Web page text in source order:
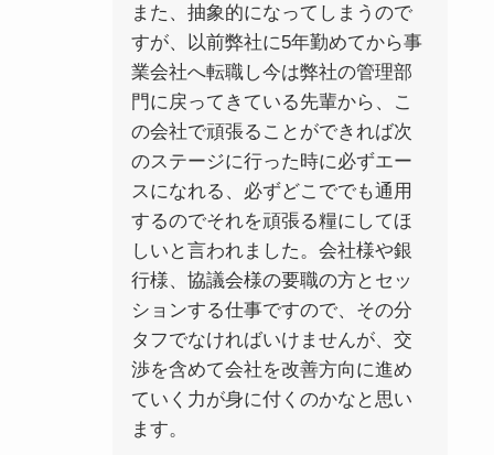
また、抽象的になってしまうので
すが、以前弊社に5年勤めてから事
業会社へ転職し今は弊社の管理部
門に戻ってきている先輩から、こ
の会社で頑張ることができれば次
のステージに行った時に必ずエー
スになれる、必ずどこででも通用
するのでそれを頑張る糧にしてほ
しいと言われました。会社様や銀
行様、協議会様の要職の方とセッ
ションする仕事ですので、その分
タフでなければいけませんが、交
渉を含めて会社を改善方向に進め
ていく力が身に付くのかなと思い
ます。